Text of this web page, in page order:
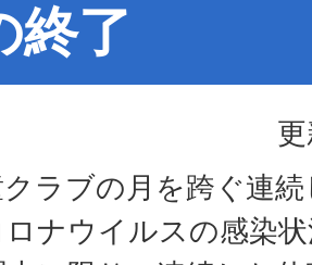
終了
ラブの月を跨ぐ連
ナウイルスの感染